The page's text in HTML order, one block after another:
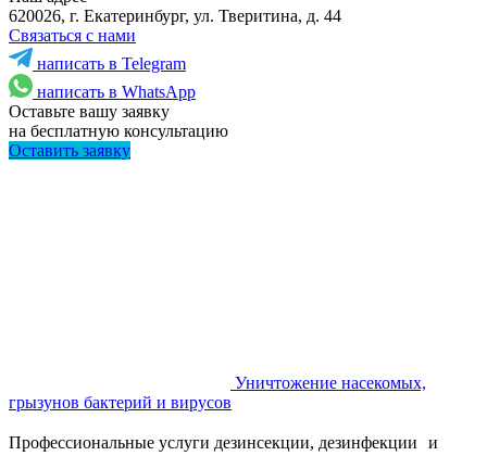
620026, г. Екатеринбург, ул. Тверитина, д. 44
Связаться с нами
написать в Telegram
написать в WhatsApp
Оставьте вашу заявку
на бесплатную консультацию
Оставить заявку
Уничтожение насекомых,
грызунов бактерий и вирусов
Профессиональные услуги дезинсекции, дезинфекции и